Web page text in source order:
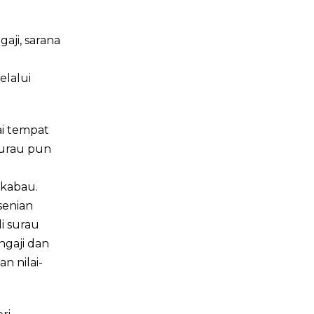
sarana
tempat
pun
surau
dan
nilai-